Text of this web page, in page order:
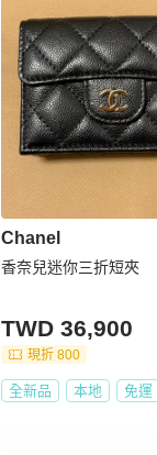
Chanel
香奈兒迷你三折短夾
TWD 36,900
現折 800
全新品 本地 免運